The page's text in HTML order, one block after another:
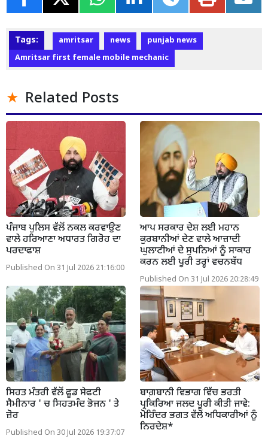
Tags: amritsar news
punjab news
Amritsar first female mobile mechanic
Related Posts
ਪੰਜਾਬ ਪੁਲਿਸ ਵੱਲੋਂ ਨਕਲ ਕਰਵਾਉਣ
ਵਾਲੇ ਹਰਿਆਣਾ ਅਧਾਰਤ ਗਿਰੋਹ ਦਾ
ਪਰਦਾਫਾਸ਼
Published On 31 Jul 2026 21:16:00
ਆਪ ਸਰਕਾਰ ਦੇਸ਼ ਲਈ ਮਹਾਨ
ਕੁਰਬਾਨੀਆਂ ਦੇਣ ਵਾਲੇ ਆਜ਼ਾਦੀ
ਘੁਲਾਟੀਆਂ ਦੇ ਸੁਪਨਿਆਂ ਨੂੰ ਸਾਕਾਰ
ਕਰਨ ਲਈ ਪੂਰੀ ਤਰ੍ਹਾਂ ਵਚਨਬੱਧ
Published On 31 Jul 2026 20:28:49
ਸਿਹਤ ਮੰਤਰੀ ਵੱਲੋਂ ਫੂਡ ਸੇਫਟੀ
ਸੈਮੀਨਾਰ ' ਚ ਸਿਹਤਮੰਦ ਭੋਜਨ ' ਤੇ
ਜ਼ੋਰ
Published On 30 Jul 2026 19:37:07
ਬਾਗ਼ਬਾਨੀ ਵਿਭਾਗ ਵਿੱਚ ਭਰਤੀ
ਪ੍ਰਕਿਰਿਆ ਜਲਦ ਪੂਰੀ ਕੀਤੀ ਜਾਵੇ:
ਮੋਹਿੰਦਰ ਭਗਤ ਵੱਲੋਂ ਅਧਿਕਾਰੀਆਂ ਨੂੰ
ਨਿਰਦੇਸ਼*